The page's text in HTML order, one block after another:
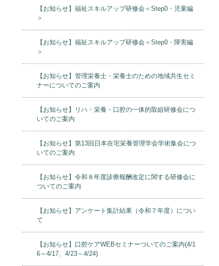
【お知らせ】福祉スキルアップ研修会＜Step0・児童編
＞
【お知らせ】福祉スキルアップ研修会＜Step0・障害編
＞
【お知らせ】管理栄養士・栄養士のための地域共生セミ
ナーについてのご案内
【お知らせ】リハ・栄養・口腔の一体的取組研修会につ
いてのご案内
【お知らせ】第13回日本在宅栄養管理学会学術集会につ
いてのご案内
【お知らせ】令和８年度診療報酬改定に関する研修会に
ついてのご案内
【お知らせ】アンケート集計結果（令和７年度）につい
て
【お知らせ】口腔ケアWEBセミナーついてのご案内(4/1
6～4/17、4/23～4/24)